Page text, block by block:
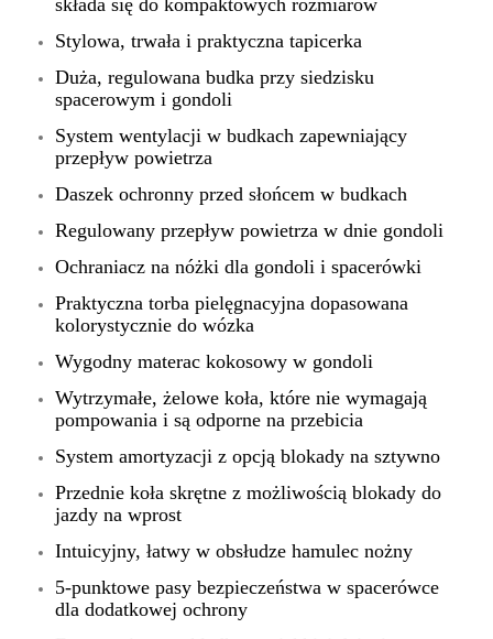
Stylowa, trwała i praktyczna tapicerka
Duża, regulowana budka przy siedzisku
spacerowym i gondoli
System wentylacji w budkach zapewniający
przepływ powietrza
Daszek ochronny przed słońcem w budkach
Regulowany przepływ powietrza w dnie gondoli
Ochraniacz na nóżki dla gondoli i spacerówki
Praktyczna torba pielęgnacyjna dopasowana
kolorystycznie do wózka
Wygodny materac kokosowy w gondoli
Wytrzymałe, żelowe koła, które nie wymagają
pompowania i są odporne na przebicia
System amortyzacji z opcją blokady na sztywno
Przednie koła skrętne z możliwością blokady do
jazdy na wprost
Intuicyjny, łatwy w obsłudze hamulec nożny
5-punktowe pasy bezpieczeństwa w spacerówce
dla dodatkowej ochrony